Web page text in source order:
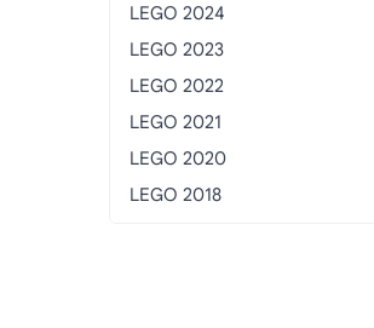
LEGO BrickHeadz
LEGO BrickLink
LEGO BrickMaster
LEGO Bricks & More
LEGO Building Bigger Thinking
LEGO Cars
LEGO 2024
LEGO 2023
LEGO 2022
LEGO 2021
LEGO 2020
LEGO 2018